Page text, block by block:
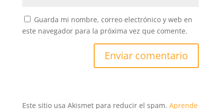
Guarda mi nombre, correo electrónico y web en
este navegador para la próxima vez que comente.
Este sitio usa Akismet para reducir el spam. Aprende